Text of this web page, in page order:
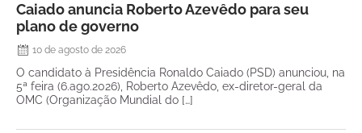
Caiado anuncia Roberto Azevêdo para seu
plano de governo
10 de agosto de 2026
O candidato à Presidência Ronaldo Caiado (PSD) anunciou, na
5ª feira (6.ago.2026), Roberto Azevêdo, ex-diretor-geral da
OMC (Organização Mundial do […]